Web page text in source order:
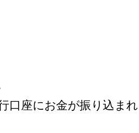
口座にお金が振り込まれ